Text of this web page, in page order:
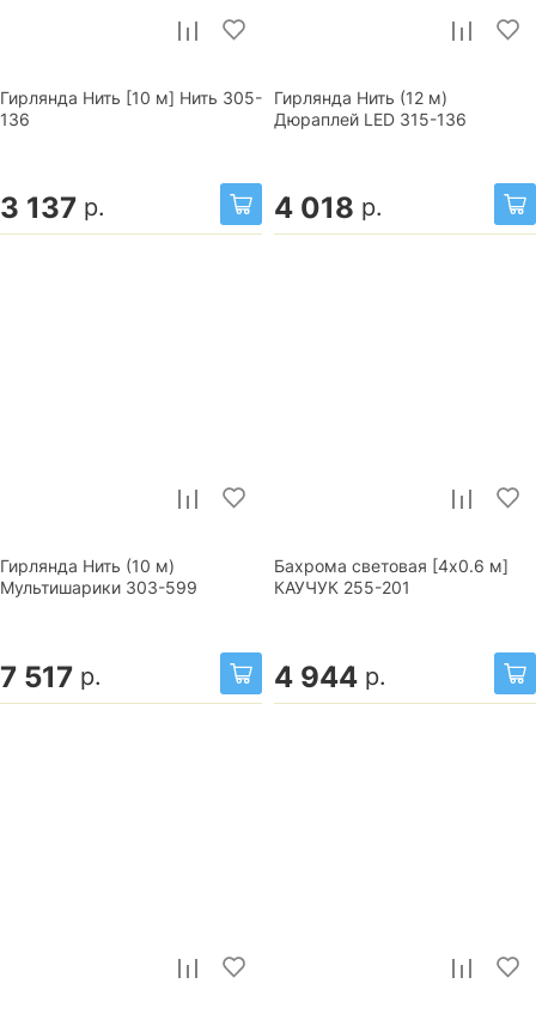
Гирлянда Нить [10 м] Нить 305-
136
3 137 р.
Гирлянда Нить (12 м)
Дюраплей LED 315-136
4 018 р.
Гирлянда Нить (10 м)
Мультишарики 303-599
7 517 р.
Бахрома световая [4x0.6 м]
КАУЧУК 255-201
4 944 р.